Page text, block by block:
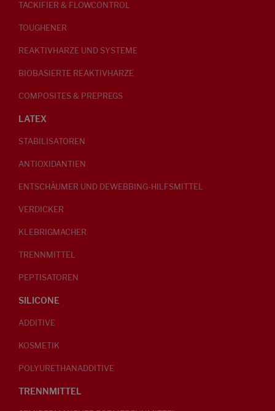
TACKIFIER & FLOWCONTROL
TOUGHENER
REAKTIVHARZE UND SYSTEME
BIOBASIERTE REAKTIVHARZE
COMPOSITES & PREPREGS
LATEX
STABILISATOREN
ANTIOXIDANTIEN
ENTSCHÄUMER UND DEWEBBING-HILFSMITTEL
VERDICKER
KLEBRIGMACHER
TRENNMITTEL
PEPTISATOREN
SILICONE
ADDITIVE
KOSMETIK
POLYURETHANADDITIVE
TRENNMITTEL